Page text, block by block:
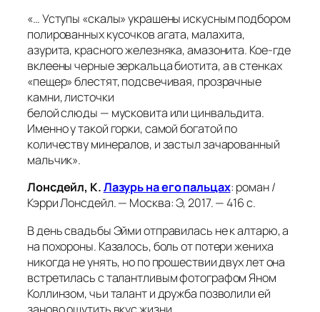
«… Уступы «скалы» украшены искусным подбором
полированных кусочков агата, малахита,
азурита, красного железняка, амазонита. Кое-где
вклеены черные зеркальца биотита, а в стенках
«пещер» блестят, подсвечивая, прозрачные
камни, листочки
белой слюды — мусковита или цинвальдита.
Именно у такой горки, самой богатой по
количеству минералов, и застыл зачарованный
мальчик».
Лонсдейл, К.Лазурь на его пальцах: роман /
Кэрри Лонсдейл. — Москва: Э, 2017. — 416 с.
В день свадьбы Эйми отправилась не к алтарю, а
на похороны. Казалось, боль от потери жениха
никогда не унять, но по прошествии двух лет она
встретилась с талантливым фотографом Яном
Коллинзом, чьи талант и дружба позволили ей